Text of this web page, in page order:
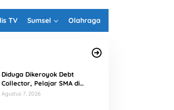
TV Sumsel Olahraga
Wali Kota
Tak Ada
Diduga Dikeroyok Debt
Collector, Pelajar SMA di
Bengkulu Tempuh Jalur Hukum
Agustus 7, 2026